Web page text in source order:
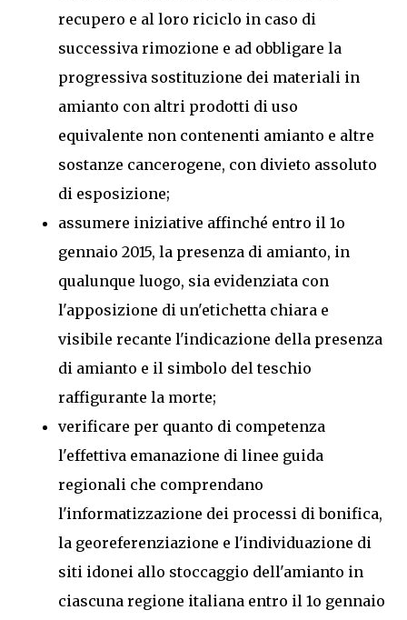
recupero e al loro riciclo in caso di
successiva rimozione e ad obbligare la
progressiva sostituzione dei materiali in
amianto con altri prodotti di uso
equivalente non contenenti amianto e altre
sostanze cancerogene, con divieto assoluto
di esposizione;
assumere iniziative affinché entro il 1o
gennaio 2015, la presenza di amianto, in
qualunque luogo, sia evidenziata con
l'apposizione di un'etichetta chiara e
visibile recante l'indicazione della presenza
di amianto e il simbolo del teschio
raffigurante la morte;
verificare per quanto di competenza
l'effettiva emanazione di linee guida
regionali che comprendano
l'informatizzazione dei processi di bonifica,
la georeferenziazione e l'individuazione di
siti idonei allo stoccaggio dell'amianto in
ciascuna regione italiana entro il 1o gennaio